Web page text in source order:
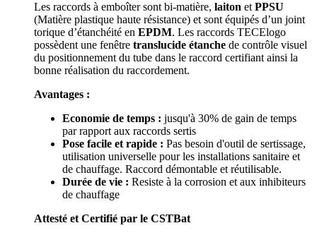
Les raccords à emboîter sont bi-matière, laiton et PPSU
(Matière plastique haute résistance) et sont équipés d’un joint
torique d’étanchéité en EPDM. Les raccords TECElogo
possèdent une fenêtre translucide étanche de contrôle visuel
du positionnement du tube dans le raccord certifiant ainsi la
bonne réalisation du raccordement.
Avantages :
Economie de temps : jusqu'à 30% de gain de temps
par rapport aux raccords sertis
Pose facile et rapide : Pas besoin d'outil de sertissage,
utilisation universelle pour les installations sanitaire et
de chauffage. Raccord démontable et réutilisable.
Durée de vie : Resiste à la corrosion et aux inhibiteurs
de chauffage
Attesté et Certifié par le CSTBat